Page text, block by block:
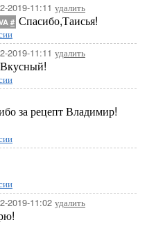
2019-11:11 удалить
# Спасибо,Таисья!
2019-11:11 удалить
Вкусный!
за рецепт Владимир!
2019-11:02 удалить